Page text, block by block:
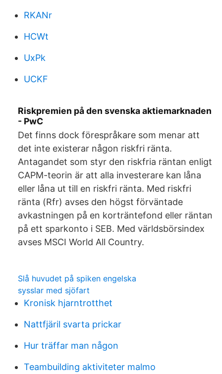
RKANr
HCWt
UxPk
UCKF
Riskpremien på den svenska aktiemarknaden
- PwC
Det finns dock förespråkare som menar att
det inte existerar någon riskfri ränta.
Antagandet som styr den riskfria räntan enligt
CAPM-teorin är att alla investerare kan låna
eller låna ut till en riskfri ränta. Med riskfri
ränta (Rfr) avses den högst förväntade
avkastningen på en korträntefond eller räntan
på ett sparkonto i SEB. Med världsbörsindex
avses MSCI World All Country.
Slå huvudet på spiken engelska
sysslar med sjöfart
Kronisk hjarntrotthet
Nattfjäril svarta prickar
Hur träffar man någon
Teambuilding aktiviteter malmo